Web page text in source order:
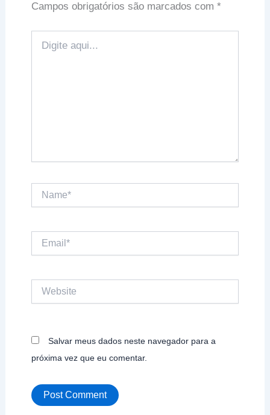
Campos obrigatórios são marcados com *
aqui...
Salvar meus dados neste navegador para a
próxima vez que eu comentar.